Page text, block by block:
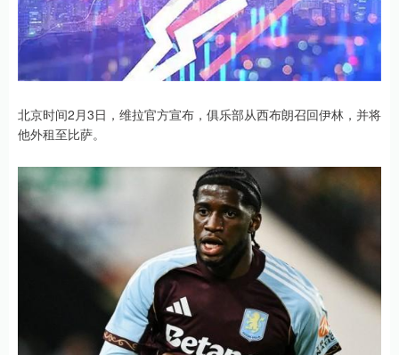
北京时间2月3日，维拉官方宣布，俱乐部从西布朗召回伊林，并将
他外租至比萨。